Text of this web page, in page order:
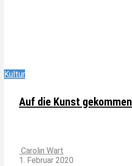
Kultur
Auf die Kunst gekommen
Carolin Wart
1. Februar 2020